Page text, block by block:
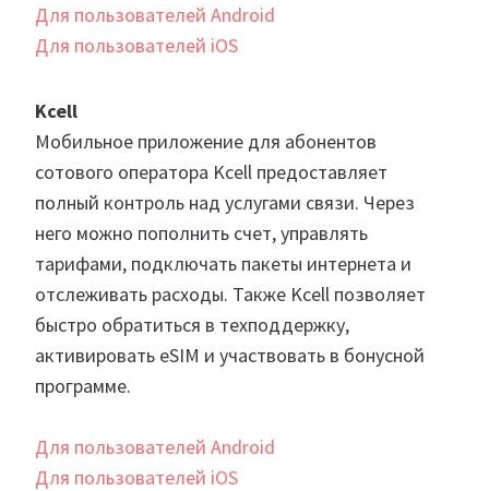
Для пользователей Android
Для пользователей iOS
Kcell
Мобильное приложение для абонентов
сотового оператора Kcell предоставляет
полный контроль над услугами связи. Через
него можно пополнить счет, управлять
тарифами, подключать пакеты интернета и
отслеживать расходы. Также Kcell позволяет
быстро обратиться в техподдержку,
активировать eSIM и участвовать в бонусной
программе.
Для пользователей Android
Для пользователей iOS